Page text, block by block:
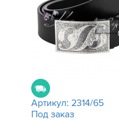
Артикул: 2314/65
Под заказ